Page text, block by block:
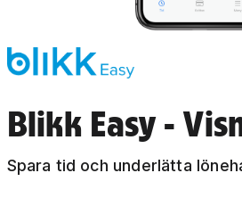
Blikk Easy -
Spara tid och underlätta